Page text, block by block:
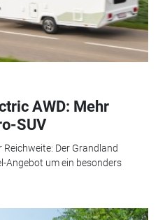
AWD: Mehr
SUV
Der Grandland
Angebot um ein besonders